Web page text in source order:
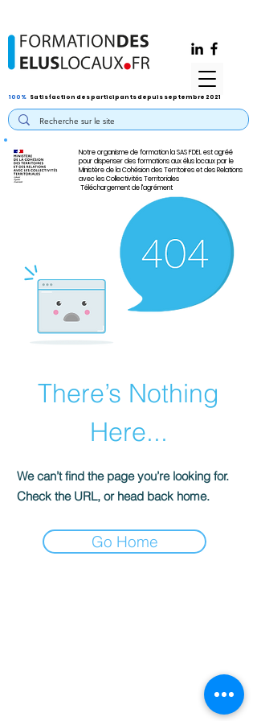
Notre organisme de formation la SAS FDEL est agréé
pour dispenser des formations aux élus locaux par le
Ministère de la Cohésion des Territoires et des Relations
avec les Collectivités Territoriales
Téléchargement de l'agrément
100% Satisfaction des participants depuis septembre 2021
There’s Nothing
Here...
We can’t find the page you’re looking for.
Check the URL, or head back home.
Go Home